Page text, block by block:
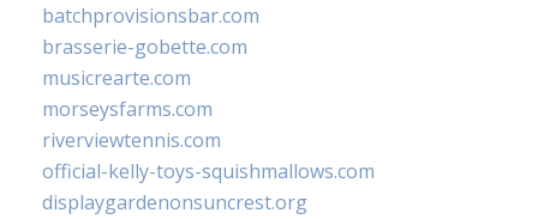
batchprovisionsbar.com
brasserie-gobette.com
musicrearte.com
morseysfarms.com
riverviewtennis.com
official-kelly-toys-squishmallows.com
displaygardenonsuncrest.org